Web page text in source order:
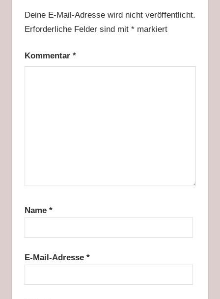
Deine E-Mail-Adresse wird nicht veröffentlicht.
Erforderliche Felder sind mit *markiert
Kommentar *
Name *
E-Mail-Adresse *